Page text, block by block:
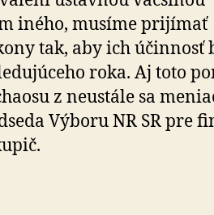
iného, musíme prijímať
tak, aby ich účinnosť
roka. Aj toto
z neustále sa
Výboru NR SR pre